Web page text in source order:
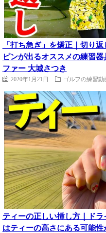
「打ち急ぎ」を矯正｜切り
ピンが出るオススメの練習
ファー 大城さつき
2020年1月21日 ゴルフの練習動
ティーの正しい挿し方｜ド
はティーの高さにある可能